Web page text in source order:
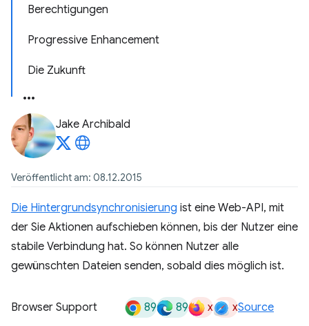
Berechtigungen
Progressive Enhancement
Die Zukunft
Jake Archibald
Veröffentlicht am: 08.12.2015
Die Hintergrundsynchronisierung ist eine Web-API, mit
der Sie Aktionen aufschieben können, bis der Nutzer eine
stabile Verbindung hat. So können Nutzer alle
gewünschten Dateien senden, sobald dies möglich ist.
Browser Support 89 89 x xSource